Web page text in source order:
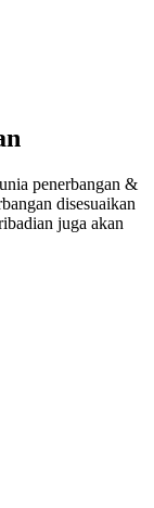
penerbangan &
disesuaikan
juga akan